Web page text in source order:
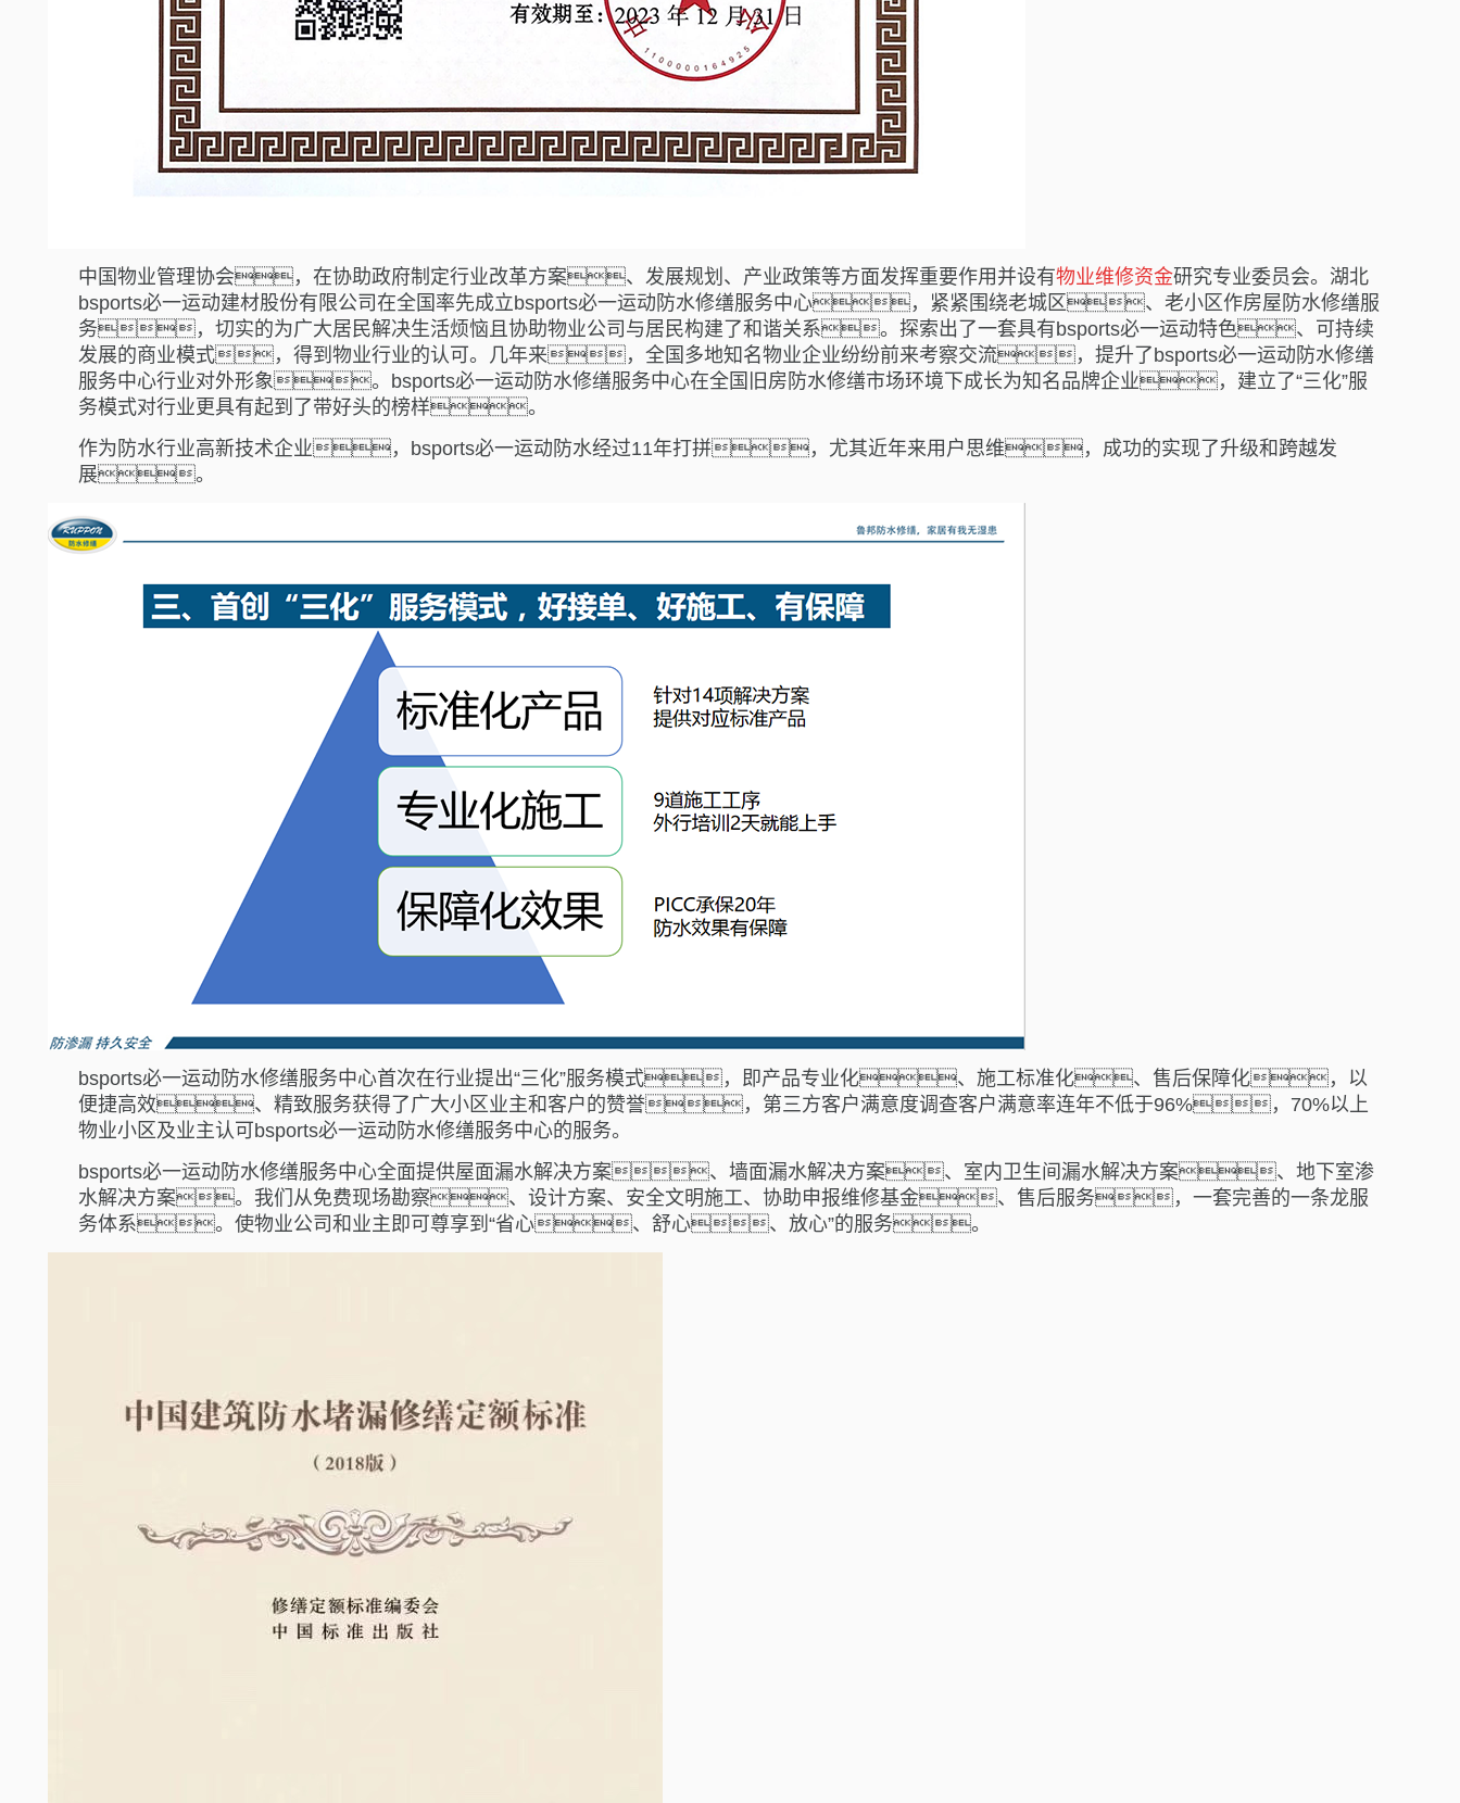
中国物业管理协会，在协助政府制定行业改革方案、发展规划、产业政策等方面发挥重要作用并设有物业维修资金研究专业委员会。湖北
bsports必一运动建材股份有限公司在全国率先成立bsports必一运动防水修缮服务中心，紧紧围绕老城区、老小区作房屋防水修缮服
务，切实的为广大居民解决生活烦恼且协助物业公司与居民构建了和谐关系。探索出了一套具有bsports必一运动特色、可持续
发展的商业模式，得到物业行业的认可。几年来，全国多地知名物业企业纷纷前来考察交流，提升了bsports必一运动防水修缮
服务中心行业对外形象。bsports必一运动防水修缮服务中心在全国旧房防水修缮市场环境下成长为知名品牌企业，建立了“三化”服
务模式对行业更具有起到了带好头的榜样。
作为防水行业高新技术企业，bsports必一运动防水经过11年打拼，尤其近年来用户思维，成功的实现了升级和跨越发
展。
bsports必一运动防水修缮服务中心首次在行业提出“三化”服务模式，即产品专业化、施工标准化、售后保障化，以
便捷高效、精致服务获得了广大小区业主和客户的赞誉，第三方客户满意度调查客户满意率连年不低于96%，70%以上
物业小区及业主认可bsports必一运动防水修缮服务中心的服务。
bsports必一运动防水修缮服务中心全面提供屋面漏水解决方案、墙面漏水解决方案、室内卫生间漏水解决方案、地下室渗
水解决方案。我们从免费现场勘察、设计方案、安全文明施工、协助申报维修基金、售后服务，一套完善的一条龙服
务体系。使物业公司和业主即可尊享到“省心、舒心、放心”的服务。